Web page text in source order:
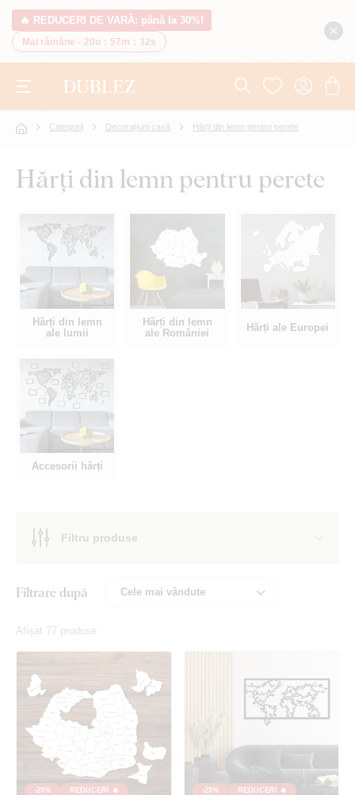
🔥 REDUCERI DE VARĂ: până la 30%!
Mai rămâne - 20o : 57m : 31s
Categorii Decorațiuni casă Hărți din lemn pentru perete
Hărți din lemn pentru perete
Hărți din lemn
ale lumii
Hărți din lemn
ale României
Hărți ale Europei
Accesorii hărți
Filtru produse
Filtrare după
Afișat 77 produse
-25% REDUCERI 🔥 -25% REDUCERI 🔥